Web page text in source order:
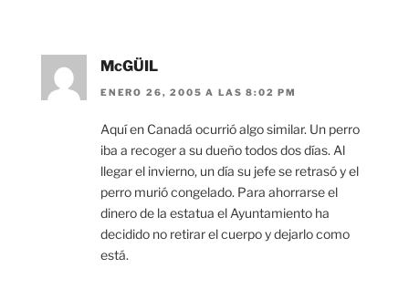
McGÜIL
ENERO 26, 2005 A LAS 8:02 PM
Aquí en Canadá ocurrió algo similar. Un perro
iba a recoger a su dueño todos dos días. Al
llegar el invierno, un día su jefe se retrasó y el
perro murió congelado. Para ahorrarse el
dinero de la estatua el Ayuntamiento ha
decidido no retirar el cuerpo y dejarlo como
está.